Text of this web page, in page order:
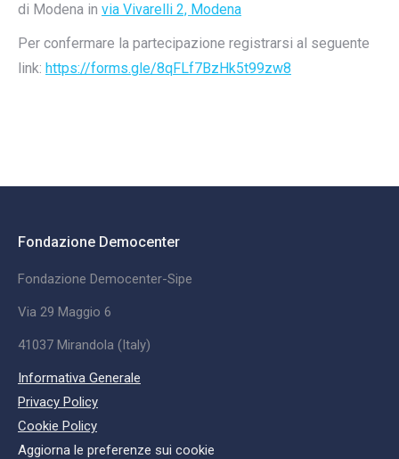
di Modena in via Vivarelli 2, Modena
Per confermare la partecipazione registrarsi al seguente
link: https://forms.gle/8qFLf7BzHk5t99zw8
Fondazione Democenter
Fondazione Democenter-Sipe
Via 29 Maggio 6
41037 Mirandola (Italy)
Informativa Generale
Privacy Policy
Cookie Policy
Aggiorna le preferenze sui cookie